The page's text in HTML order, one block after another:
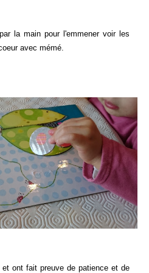
la main pour l'emmener voir les
avec mémé.
ont fait preuve de patience et de